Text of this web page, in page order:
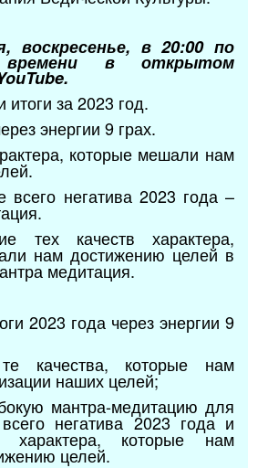
воскресенье, в 20:00 по
времени в открытом
итоги за 2023 год.
энергии 9 грах.
которые мешали нам
всего негатива 2023 года –
тех качеств характера,
нам достижению целей в
медитация.
2023 года через энергии 9
качества, которые нам
наших целей;
мантра-медитацию для
негатива 2023 года и
характера, которые нам
целей.